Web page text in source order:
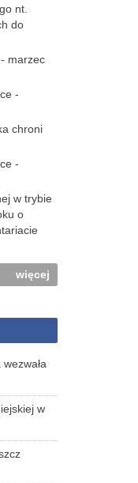
nt.
do
marzec
-
chroni
-
w trybie
o
więcej
w